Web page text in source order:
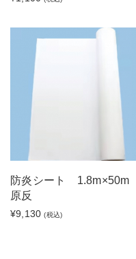
防炎シート 1.8m×50m
原反
¥9,130 (税込)